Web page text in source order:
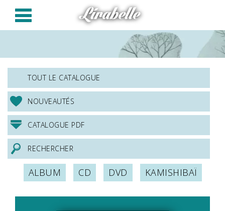
Panneau de gestion des cookies
Lirabelle
TOUT LE CATALOGUE
NOUVEAUTÉS
CATALOGUE PDF
RECHERCHER
ALBUM CD DVD KAMISHIBAÏ